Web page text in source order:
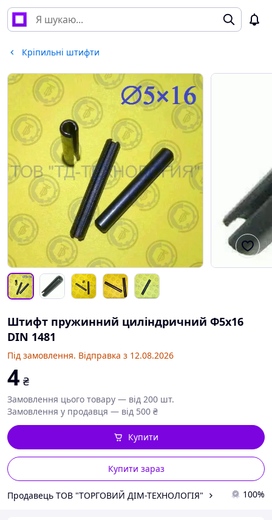
Кріпильні штифти
Штифт пружинний циліндричний Ф5х16
DIN 1481
Під замовлення. Відправка з 12.08.2026
4 ₴
Замовлення цього товару — від 200 шт.
Замовлення у продавця — від 500 ₴
Купити зараз
Купити
Продавець ТОВ "ТОРГОВИЙ ДІМ-ТЕХНОЛОГІЯ" 100%